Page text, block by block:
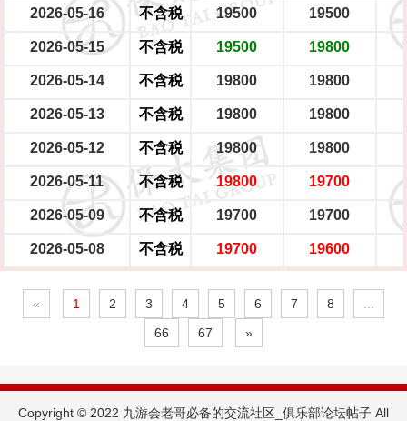
2026-05-16 不含税 19500 19500
2026-05-15 不含税 19500 19800
2026-05-14 不含税 19800 19800
2026-05-13 不含税 19800 19800
2026-05-12 不含税 19800 19800
2026-05-11 不含税 19800 19700
2026-05-09 不含税 19700 19700
2026-05-08 不含税 19700 19600
« 1 2 3 4 5 6 7 8
66
67 »
Copyright © 2022 九游会老哥必备的交流社区_俱乐部论坛帖子 All